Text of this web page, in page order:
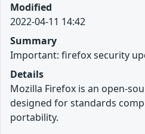
Modified
2022-04-11 14:42
Summary
Important: firefox security
Details
Mozilla Firefox is an open-
designed for standards
portability.